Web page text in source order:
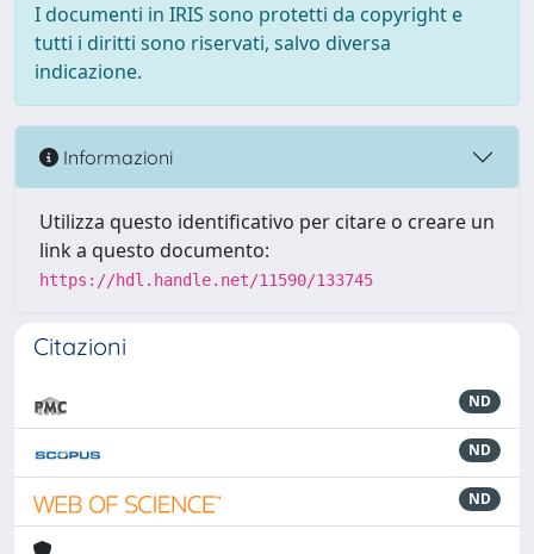
I documenti in IRIS sono protetti da copyright e
tutti i diritti sono riservati, salvo diversa
indicazione.
Informazioni
Utilizza questo identificativo per citare o creare un
link a questo documento:
https://hdl.handle.net/11590/133745
Citazioni
ND
ND
ND